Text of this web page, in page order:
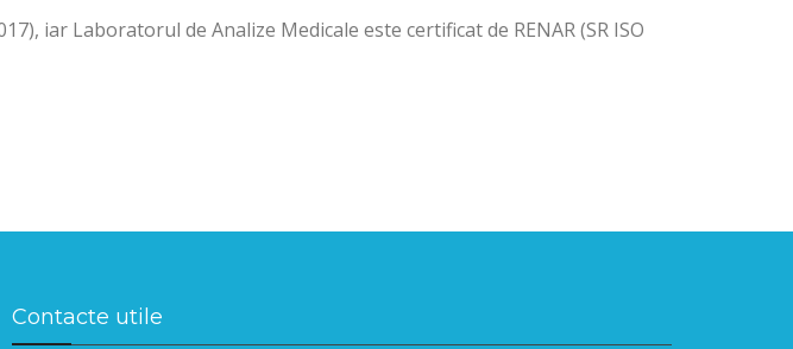
iar Laboratorul de Analize Medicale este certificat de RENAR (SR ISO
Contacte utile